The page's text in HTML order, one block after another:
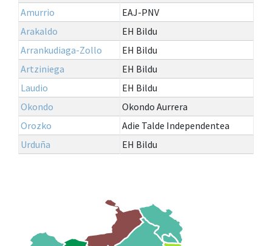
Amurrio
EAJ-PNV
Arakaldo
EH Bildu
Arrankudiaga-Zollo
EH Bildu
Artziniega
EH Bildu
Laudio
EH Bildu
Okondo
Okondo Aurrera
Orozko
Adie Talde Independentea
Urduña
EH Bildu